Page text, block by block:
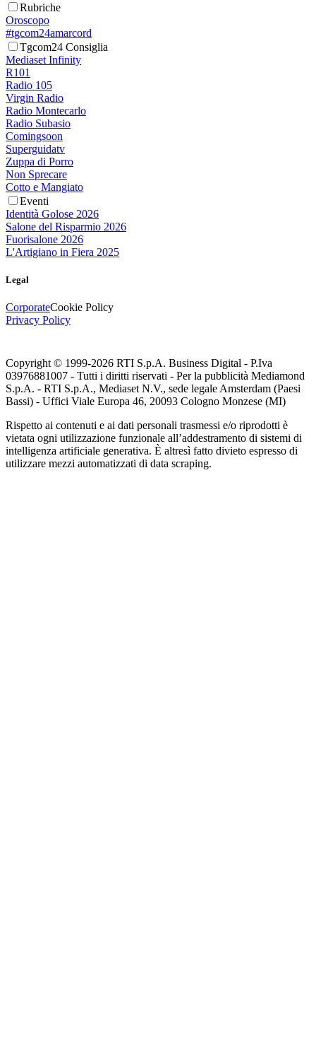
Rubriche
Oroscopo
#tgcom24amarcord
Tgcom24 Consiglia
Mediaset Infinity
R101
Radio 105
Virgin Radio
Radio Montecarlo
Radio Subasio
Comingsoon
Superguidatv
Zuppa di Porro
Non Sprecare
Cotto e Mangiato
Eventi
Identità Golose 2026
Salone del Risparmio 2026
Fuorisalone 2026
L'Artigiano in Fiera 2025
Legal
CorporateCookie Policy
Privacy Policy
Copyright © 1999-2026 RTI S.p.A. Business Digital - P.Iva
03976881007 - Tutti i diritti riservati - Per la pubblicità Mediamond
S.p.A. - RTI S.p.A., Mediaset N.V., sede legale Amsterdam (Paesi
Bassi) - Uffici Viale Europa 46, 20093 Cologno Monzese (MI)
Rispetto ai contenuti e ai dati personali trasmessi e/o riprodotti è
vietata ogni utilizzazione funzionale all’addestramento di sistemi di
intelligenza artificiale generativa. È altresì fatto divieto espresso di
utilizzare mezzi automatizzati di data scraping.